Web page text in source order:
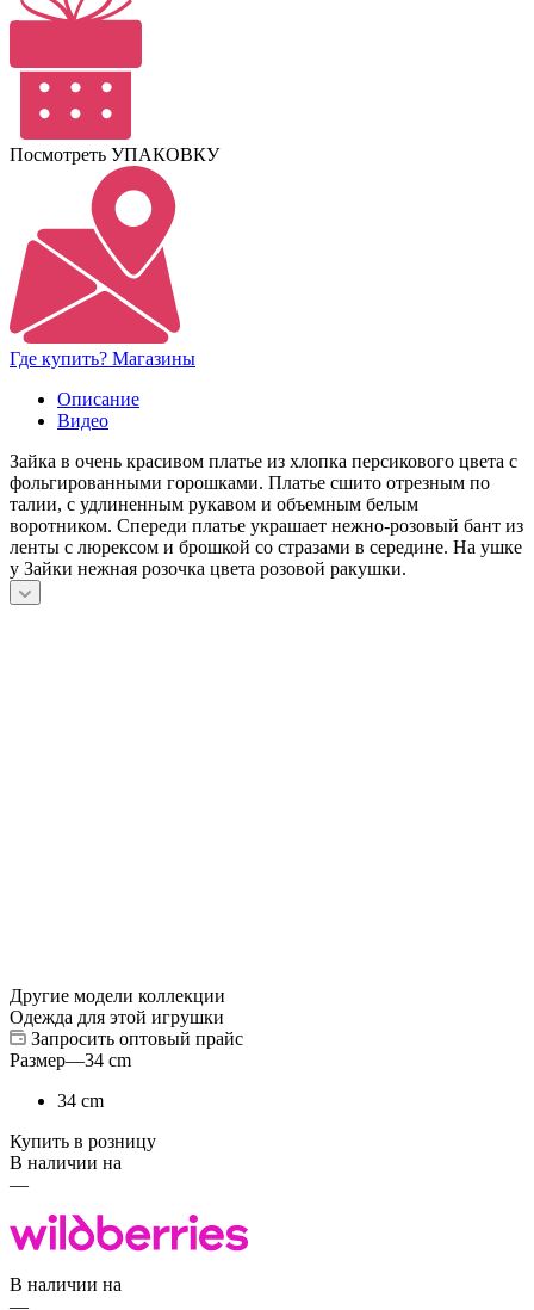
Посмотреть УПАКОВКУ
Где купить? Магазины
Описание
Видео
Зайка в очень красивом платье из хлопка персикового цвета с
фольгированными горошками. Платье сшито отрезным по
талии, с удлиненным рукавом и объемным белым
воротником. Спереди платье украшает нежно-розовый бант из
ленты с люрексом и брошкой со стразами в середине. На ушке
у Зайки нежная розочка цвета розовой ракушки.
Другие модели коллекции
Одежда для этой игрушки
Запросить оптовый прайс
Размер—34 cm
34 cm
Купить в розницу
В наличии на
—
В наличии на
—